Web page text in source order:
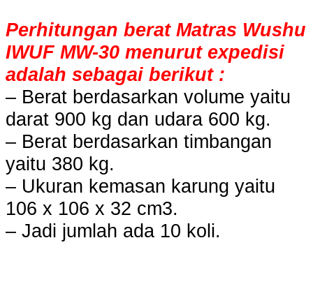
Perhitungan berat Matras Wushu
IWUF MW-30 menurut expedisi
adalah sebagai berikut :
– Berat berdasarkan volume yaitu
darat 900 kg dan udara 600 kg.
– Berat berdasarkan timbangan
yaitu 380 kg.
– Ukuran kemasan karung yaitu
106 x 106 x 32 cm3.
– Jadi jumlah ada 10 koli.